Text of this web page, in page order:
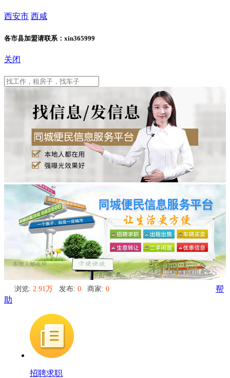
西安市 西咸
各市县加盟请联系：xin365999
关闭
浏览: 2.91万 发布: 0 商家: 0
帮
助
招聘求职